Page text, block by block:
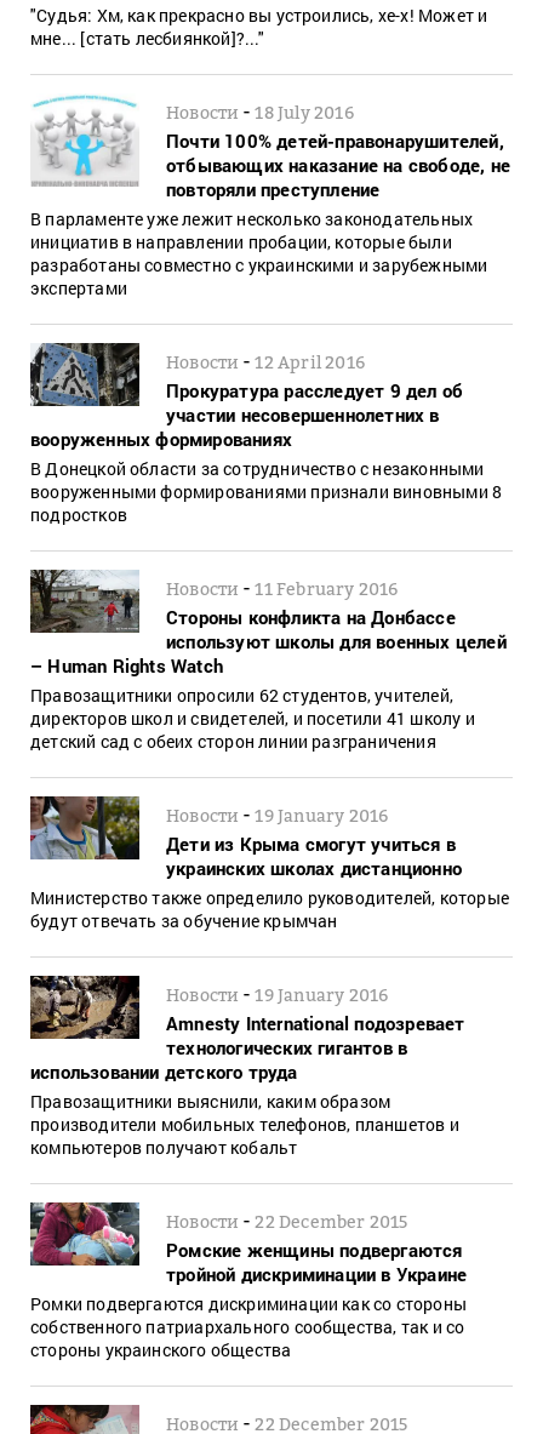
"Судья: Хм, как прекрасно вы устроились, хе-х! Может и
мне... [стать лесбиянкой]?..."
Новости -18 July 2016
Почти 100% детей-правонарушителей,
отбывающих наказание на свободе, не
повторяли преступление
В парламенте уже лежит несколько законодательных
инициатив в направлении пробации, которые были
разработаны совместно с украинскими и зарубежными
экспертами
Новости -12 April 2016
Прокуратура расследует 9 дел об
участии несовершеннолетних в
вооруженных формированиях
В Донецкой области за сотрудничество с незаконными
вооруженными формированиями признали виновными 8
подростков
Новости -11 February 2016
Стороны конфликта на Донбассе
используют школы для военных целей
– Human Rights Watch
Правозащитники опросили 62 студентов, учителей,
директоров школ и свидетелей, и посетили 41 школу и
детский сад с обеих сторон линии разграничения
Новости -19 January 2016
Дети из Крыма смогут учиться в
украинских школах дистанционно
Министерство также определило руководителей, которые
будут отвечать за обучение крымчан
Новости -19 January 2016
Amnesty International подозревает
технологических гигантов в
использовании детского труда
Правозащитники выяснили, каким образом
производители мобильных телефонов, планшетов и
компьютеров получают кобальт
Новости -22 December 2015
Ромские женщины подвергаются
тройной дискриминации в Украине
Ромки подвергаются дискриминации как со стороны
собственного патриархального сообщества, так и со
стороны украинского общества
Новости -22 December 2015